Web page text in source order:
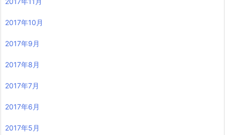
2017年10月
2017年9月
2017年8月
2017年7月
2017年6月
2017年5月